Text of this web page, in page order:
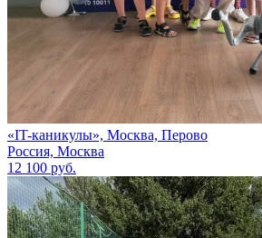
«IT-каникулы», Москва, Перово
Россия, Москва
12 100 руб.